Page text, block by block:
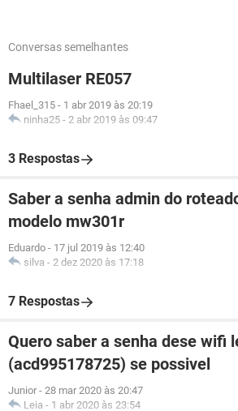
Conversas semelhantes
Multilaser RE057
Fhael_315 - 1 abr 2019 às 20:19
ninha25 - 2 abr 2019 às 09:47
3 Respostas
Saber a senha admin do
modelo mw301r
Eduardo - 17 jul 2019 às 12:40
silva - 2 dez 2020 às 17:18
7 Respostas
Quero saber a senha dese wifi
(acd995178725) se possivel
Junior - 28 mar 2020 às 20:47
Leia - 1 abr 2020 às 23:54